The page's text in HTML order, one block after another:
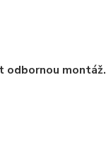
odbornou montáž.